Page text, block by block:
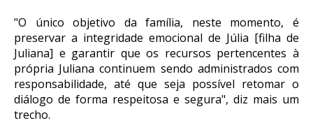
"O único objetivo da família, neste momento, é
preservar a integridade emocional de Júlia [filha de
Juliana] e garantir que os recursos pertencentes à
própria Juliana continuem sendo administrados com
responsabilidade, até que seja possível retomar o
diálogo de forma respeitosa e segura", diz mais um
trecho.